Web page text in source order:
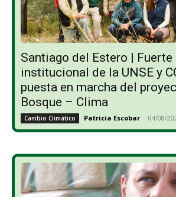
Santiago del Estero |
institucional de la UNSE y
puesta en marcha del
Bosque – Clima
Cambio Climático Patricia Escobar - 04/08/